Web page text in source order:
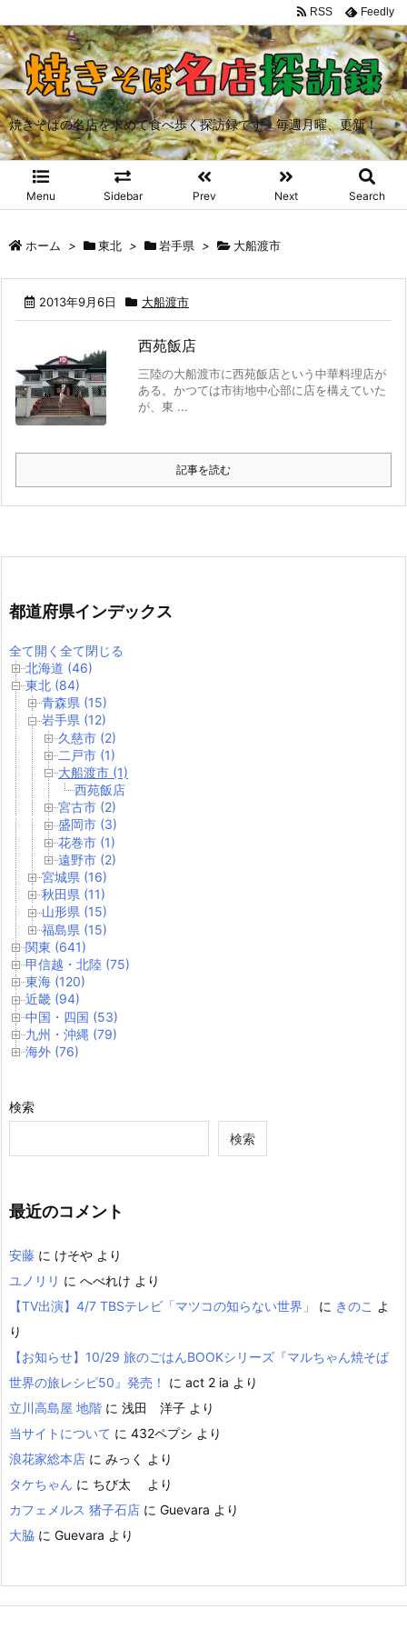
焼きそばの名店を求めて食べ歩く探訪録です。毎週月曜、更新！
Menu Sidebar Prev Next Search
RSS Feedly
ホーム > 東北 > 岩手県 > 大船渡市
2013年9月6日 大船渡市
西苑飯店
三陸の大船渡市に西苑飯店という中華料理店が
ある。かつては市街地中心部に店を構えていた
が、東 ...
記事を読む
都道府県インデックス
全て開く 全て閉じる
北海道 (46)
東北 (84)
青森県 (15)
岩手県 (12)
久慈市 (2)
二戸市 (1)
大船渡市 (1)
西苑飯店
宮古市 (2)
盛岡市 (3)
花巻市 (1)
遠野市 (2)
宮城県 (16)
秋田県 (11)
山形県 (15)
福島県 (15)
関東 (641)
甲信越・北陸 (75)
東海 (120)
近畿 (94)
中国・四国 (53)
九州・沖縄 (79)
海外 (76)
検索
検索
最近のコメント
安藤 に けそや より
ユノリリ に へべれけ より
【TV出演】4/7 TBSテレビ「マツコの知らない世界」
に きのこ よ
り
【お知らせ】10/29 旅のごはんBOOKシリーズ『マルちゃん焼そば
世界の旅レシピ50』発売！
に act 2 ia より
立川高島屋 地階 に 浅田 洋子 より
当サイトについて に 432ペプシ より
浪花家総本店 に みっく
より
タケちゃん に ちび太
より
カフェメルス 猪子石店 に Guevara より
大脇 に Guevara より